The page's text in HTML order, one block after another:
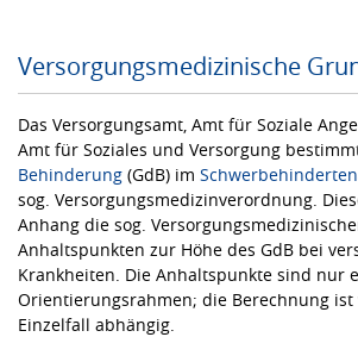
Versorgungsmedizinische
Das Versorgungsamt, Amt für Soziale
Amt für Soziales und Versorgung
Behinderung (GdB) im
sog. Versorgungsmedizinverordnung.
Anhang die sog.
Anhaltspunkten zur Höhe des GdB bei
Krankheiten. Die Anhaltspunkte sind nur
Orientierungsrahmen; die Berechnung
Einzelfall abhängig.